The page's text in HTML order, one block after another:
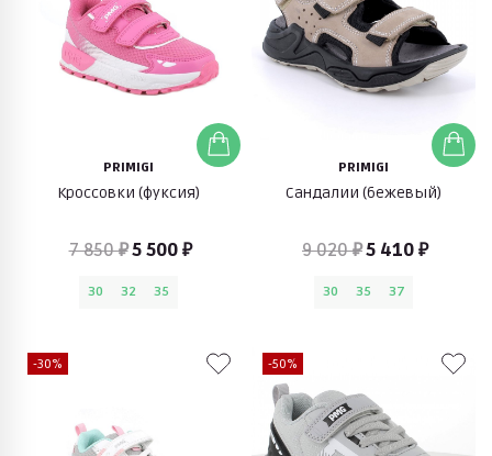
PRIMIGI
Кроссовки (фуксия)
7 850 ₽5 500 ₽
30 32 35
PRIMIGI
Сандалии (бежевый)
9 020 ₽5 410 ₽
30 35 37
-30% -50%